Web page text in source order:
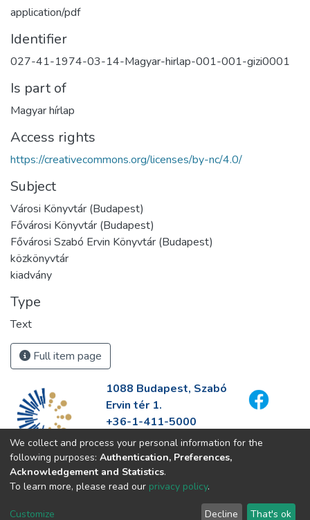
application/pdf
Identifier
027-41-1974-03-14-Magyar-hirlap-001-001-gizi0001
Is part of
Magyar hírlap
Access rights
https://creativecommons.org/licenses/by-nc/4.0/
Subject
Városi Könyvtár (Budapest)
Fővárosi Könyvtár (Budapest)
Fővárosi Szabó Ervin Könyvtár (Budapest)
közkönyvtár
kiadvány
Type
Text
Full item page
1088 Budapest, Szabó
Ervin tér 1.
+36-1-411-5000
info@fszek.hu
https://fszek.hu
We collect and process your personal information for the
following purposes: Authentication, Preferences,
Acknowledgement and Statistics.
To learn more, please read our privacy policy.
Customize Decline That's ok